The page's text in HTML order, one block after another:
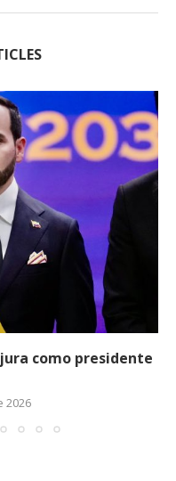
como presidente
2026